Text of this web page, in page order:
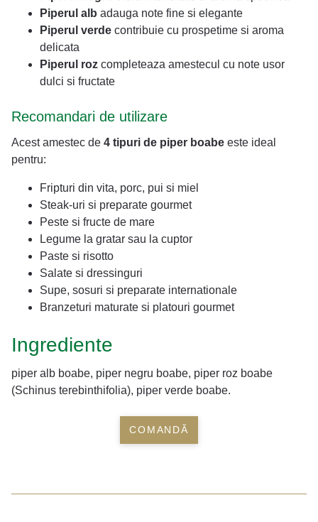
Piperul alb adauga note fine si elegante
Piperul verde contribuie cu prospetime si aroma
delicata
Piperul roz completeaza amestecul cu note usor
dulci si fructate
Recomandari de utilizare
Acest amestec de 4 tipuri de piper boabe este ideal
pentru:
Fripturi din vita, porc, pui si miel
Steak-uri si preparate gourmet
Peste si fructe de mare
Legume la gratar sau la cuptor
Paste si risotto
Salate si dressinguri
Supe, sosuri si preparate internationale
Branzeturi maturate si platouri gourmet
Ingrediente
piper alb boabe, piper negru boabe, piper roz boabe
(Schinus terebinthifolia), piper verde boabe.
COMANDĂ